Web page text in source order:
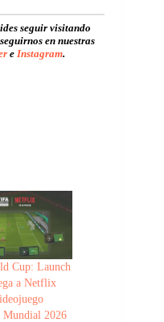
seguir visitando
en nuestras
e Instagram.
Cup: Launch
a Netflix
2026